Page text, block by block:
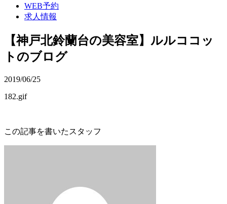
WEB予約
求人情報
【神戸北鈴蘭台の美容室】ルルココッ
トのブログ
2019/06/25
182.gif
この記事を書いたスタッフ